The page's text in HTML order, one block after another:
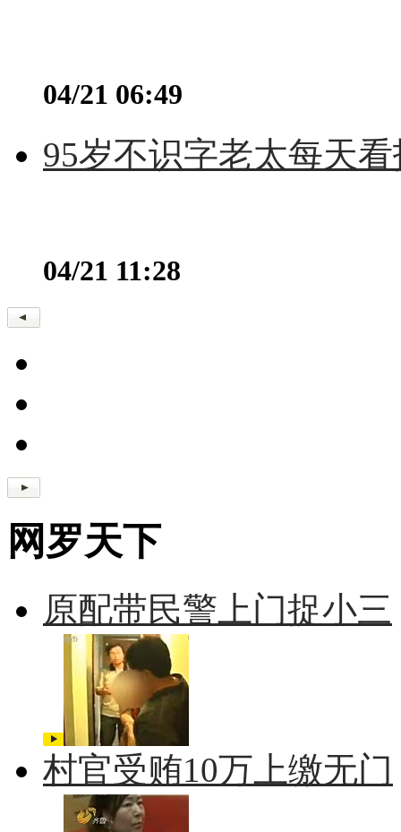
04/21 06:49
95岁不识字老太每天
04/21 11:28
网罗天下
原配带民警上门捉小三
村官受贿10万上缴无门